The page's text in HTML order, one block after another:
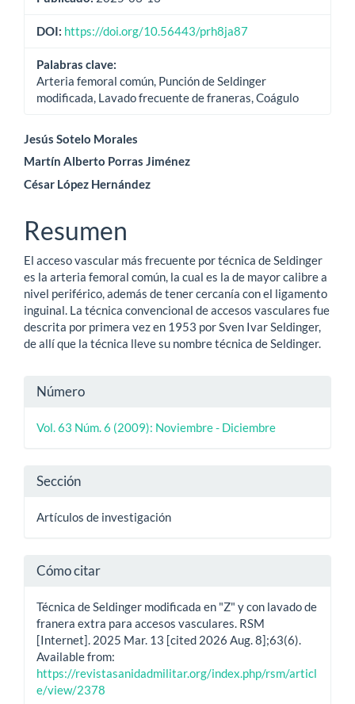
del
artículo
DOI: https://doi.org/10.56443/prh8ja87
Palabras clave:
Arteria femoral común, Punción de Seldinger
modificada, Lavado frecuente de franeras, Coágulo
Contenido
principal
del
artículo
Jesús Sotelo Morales
Martín Alberto Porras Jiménez
César López Hernández
Resumen
El acceso vascular más frecuente por técnica de Seldinger
es la arteria femoral común, la cual es la de mayor calibre a
nivel periférico, además de tener cercanía con el ligamento
inguinal. La técnica convencional de accesos vasculares fue
descrita por primera vez en 1953 por Sven Ivar Seldinger,
de allí que la técnica lleve su nombre técnica de Seldinger.
Detalles
del
Número
Vol. 63 Núm. 6 (2009): Noviembre - Diciembre
Sección
Artículos de investigación
Cómo citar
Técnica de Seldinger modificada en "Z" y con lavado de
franera extra para accesos vasculares. RSM
[Internet]. 2025 Mar. 13 [cited 2026 Aug. 8];63(6).
Available from:
https://revistasanidadmilitar.org/index.php/rsm/articl
e/view/2378